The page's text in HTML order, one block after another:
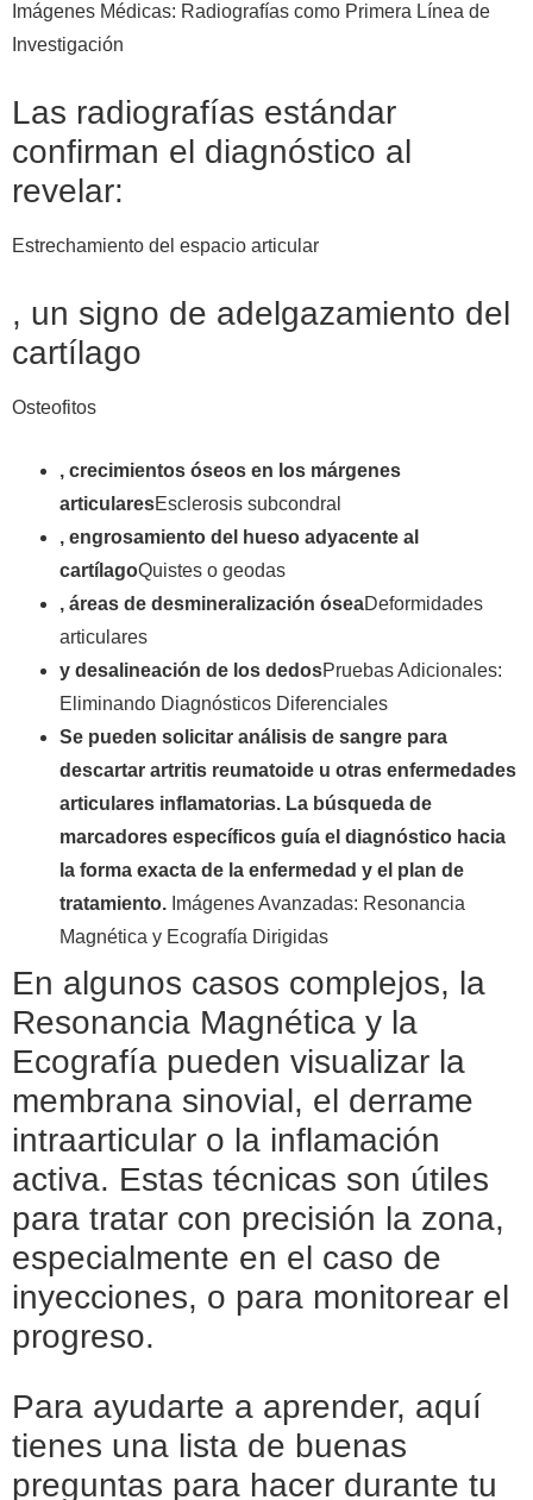
Imágenes Médicas: Radiografías como Primera Línea de
Investigación
Las radiografías estándar
confirman el diagnóstico al
revelar:
Estrechamiento del espacio articular
, un signo de adelgazamiento del
cartílago
Osteofitos
, crecimientos óseos en los márgenes
articularesEsclerosis subcondral
, engrosamiento del hueso adyacente al
cartílagoQuistes o geodas
, áreas de desmineralización óseaDeformidades
articulares
y desalineación de los dedosPruebas Adicionales:
Eliminando Diagnósticos Diferenciales
Se pueden solicitar análisis de sangre para
descartar artritis reumatoide u otras enfermedades
articulares inflamatorias. La búsqueda de
marcadores específicos guía el diagnóstico hacia
la forma exacta de la enfermedad y el plan de
tratamiento. Imágenes Avanzadas: Resonancia
Magnética y Ecografía Dirigidas
En algunos casos complejos, la
Resonancia Magnética y la
Ecografía pueden visualizar la
membrana sinovial, el derrame
intraarticular o la inflamación
activa. Estas técnicas son útiles
para tratar con precisión la zona,
especialmente en el caso de
inyecciones, o para monitorear el
progreso.
Para ayudarte a aprender, aquí
tienes una lista de buenas
preguntas para hacer durante tu